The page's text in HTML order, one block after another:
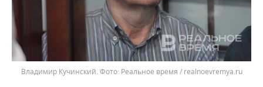
Владимир Кучинский. Реальное время / realnoevremya.ru